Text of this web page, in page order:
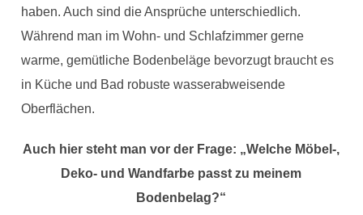
haben. Auch sind die Ansprüche unterschiedlich.
Während man im Wohn- und Schlafzimmer gerne
warme, gemütliche Bodenbeläge bevorzugt braucht es
in Küche und Bad robuste wasserabweisende
Oberflächen.
Auch hier steht man vor der Frage: „Welche Möbel-,
Deko- und Wandfarbe passt zu meinem
Bodenbelag?“